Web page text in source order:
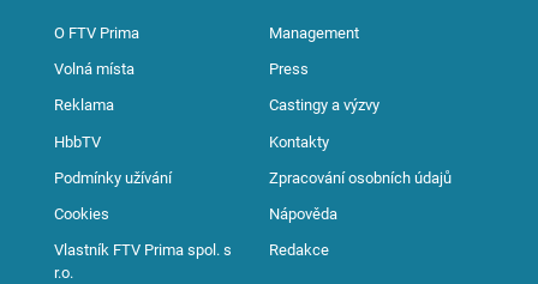
O FTV Prima Management
Volná místa Press
Reklama Castingy a výzvy
HbbTV Kontakty
Podmínky užívání Zpracování osobních údajů
Cookies Nápověda
Vlastník FTV Prima spol. s
r.o.
Redakce